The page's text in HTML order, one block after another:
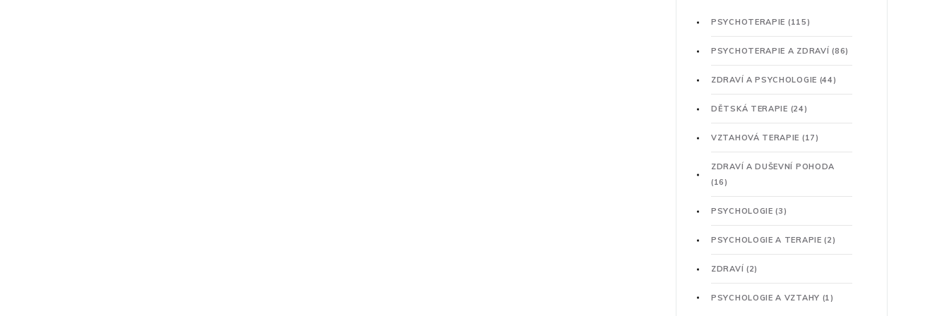
PSYCHOTERAPIE (115)
PSYCHOTERAPIE A ZDRAVÍ(86)
ZDRAVÍ A PSYCHOLOGIE (44)
DĚTSKÁ TERAPIE (24)
VZTAHOVÁ TERAPIE (17)
ZDRAVÍ A DUŠEVNÍ POHODA
(16)
PSYCHOLOGIE(3)
PSYCHOLOGIE A TERAPIE(2)
ZDRAVÍ (2)
PSYCHOLOGIE A VZTAHY (1)